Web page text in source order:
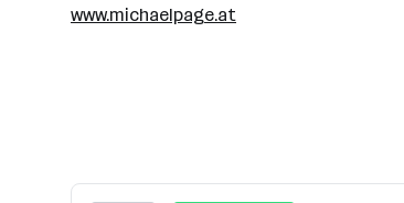
www.michaelpage.at